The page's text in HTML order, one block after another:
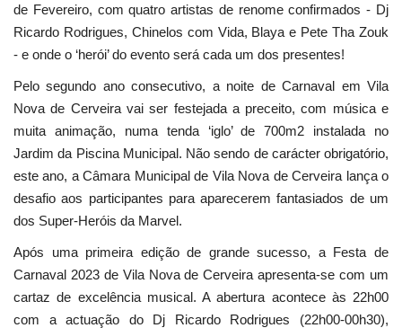
de Fevereiro, com quatro artistas de renome confirmados - Dj
Ricardo Rodrigues, Chinelos com Vida, Blaya e Pete Tha Zouk
- e onde o ‘herói’ do evento será cada um dos presentes!
Pelo segundo ano consecutivo, a noite de Carnaval em Vila
Nova de Cerveira vai ser festejada a preceito, com música e
muita animação, numa tenda ‘iglo’ de 700m2 instalada no
Jardim da Piscina Municipal. Não sendo de carácter obrigatório,
este ano, a Câmara Municipal de Vila Nova de Cerveira lança o
desafio aos participantes para aparecerem fantasiados de um
dos Super-Heróis da Marvel.
Após uma primeira edição de grande sucesso, a Festa de
Carnaval 2023 de Vila Nova de Cerveira apresenta-se com um
cartaz de excelência musical. A abertura acontece às 22h00
com a actuação do Dj Ricardo Rodrigues (22h00-00h30),